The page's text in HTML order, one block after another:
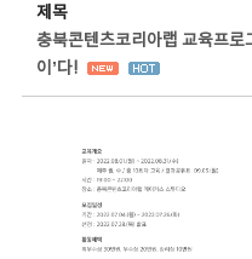
제목
충북콘텐츠코리아랩 교육프로
이’다!